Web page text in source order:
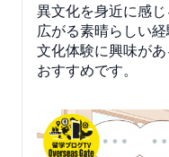
異文化を身近に感
広がる素晴らしい
文化体験に興味が
おすすめです。